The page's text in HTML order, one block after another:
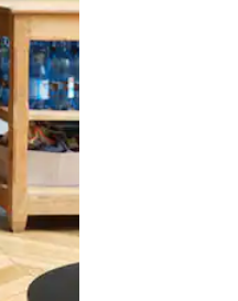
pomocou dotykových gest či